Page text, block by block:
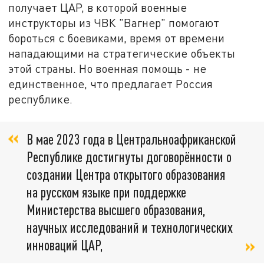
получает ЦАР, в которой военные
инструкторы из ЧВК "Вагнер" помогают
бороться с боевиками, время от времени
нападающими на стратегические объекты
этой страны. Но военная помощь - не
единственное, что предлагает Россия
республике.
В мае 2023 года в Центральноафриканской
Республике достигнуты договорённости о
создании Центра открытого образования
на русском языке при поддержке
Министерства высшего образования,
научных исследований и технологических
инноваций ЦАР,